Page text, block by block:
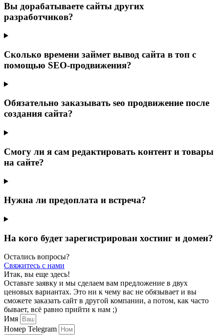
Вы дорабатываете сайты других
разработчиков?
Сколько времени займет вывод сайта в топ с
помощью SEO-продвижения?
Обязательно заказывать seo продвижение после
создания сайта?
Смогу ли я сам редактировать контент и товары
на сайте?
Нужна ли предоплата и встреча?
На кого будет зарегистрирован хостинг и домен?
Остались вопросы?
Свяжитесь с нами
Итак, вы еще здесь!
Оставьте заявку и мы сделаем вам предложение в двух
ценовых вариантах. Это ни к чему вас не обязывает и вы
сможете заказать сайт в другой компании, а потом, как часто
бывает, всё равно прийти к нам ;)
Имя
Номер Telegram